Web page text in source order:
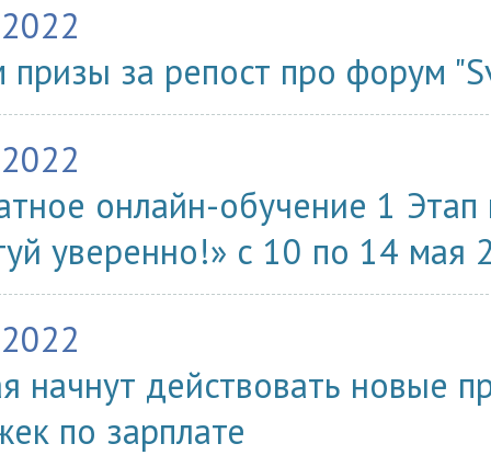
за репост про форум
онлайн-обучение 1
уверенно!» с 10 по 14 мая
начнут действовать новые
по зарплате